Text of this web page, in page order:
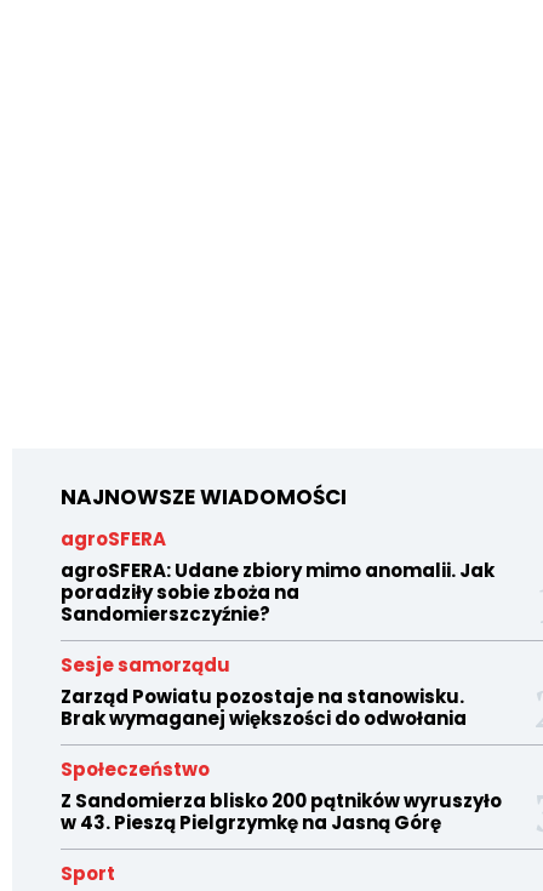
NAJNOWSZE WIADOMOŚCI
agroSFERA
agroSFERA: Udane zbiory mimo anomalii. Jak
poradziły sobie zboża na
Sandomierszczyźnie?
Sesje samorządu
Zarząd Powiatu pozostaje na stanowisku.
Brak wymaganej większości do odwołania
Społeczeństwo
Z Sandomierza blisko 200 pątników wyruszyło
w 43. Pieszą Pielgrzymkę na Jasną Górę
Sport